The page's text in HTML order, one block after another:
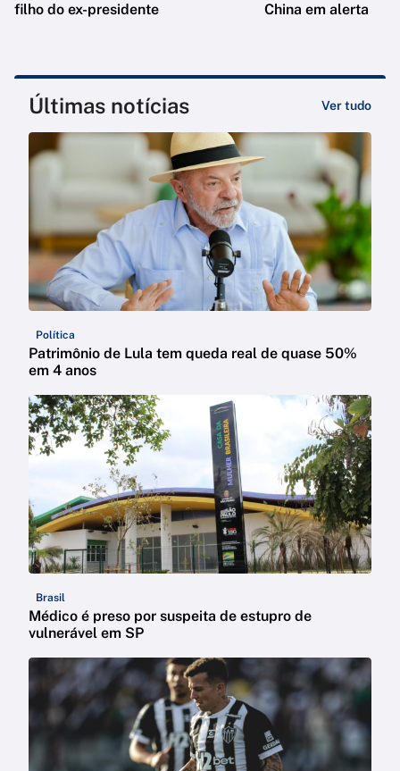
filho do ex-presidente
China em alerta
Últimas notícias Ver tudo
Política
Patrimônio de Lula tem queda real de quase 50%
em 4 anos
Brasil
Médico é preso por suspeita de estupro de
vulnerável em SP